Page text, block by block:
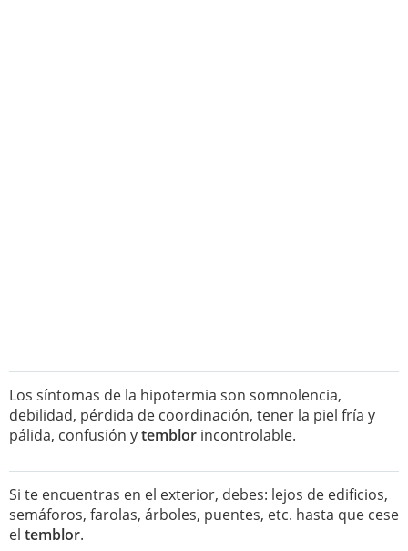
Los síntomas de la hipotermia son somnolencia,
debilidad, pérdida de coordinación, tener la piel fría y
pálida, confusión ytemblor incontrolable.
Si te encuentras en el exterior, debes: lejos de edificios,
semáforos, farolas, árboles, puentes, etc. hasta que cese
el temblor.